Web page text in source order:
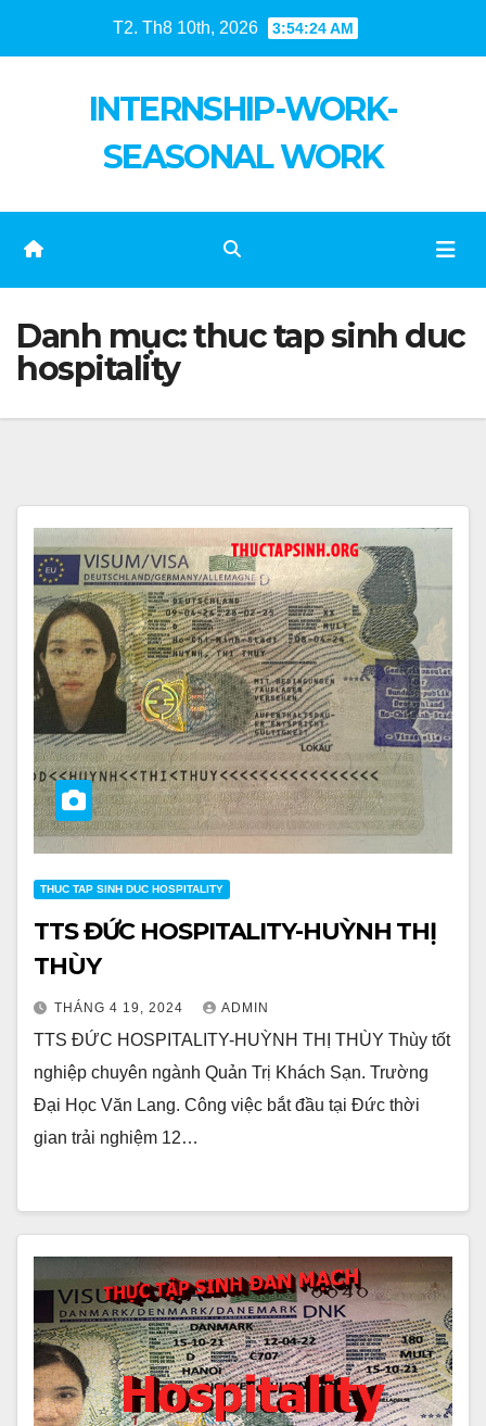
T2. Th8 10th, 2026 3:54:25 AM
INTERNSHIP-WORK-
SEASONAL WORK
Danh mục:thuc tap sinh duc
hospitality
THUC TAP SINH DUC HOSPITALITY
TTS ĐỨC HOSPITALITY-HUỲNH THỊ
THÙY
THÁNG 4 19, 2024 ADMIN
TTS ĐỨC HOSPITALITY-HUỲNH THỊ THÙY Thùy tốt
nghiệp chuyên ngành Quản Trị Khách Sạn. Trường
Đại Học Văn Lang. Công việc bắt đầu tại Đức thời
gian trải nghiệm 12…